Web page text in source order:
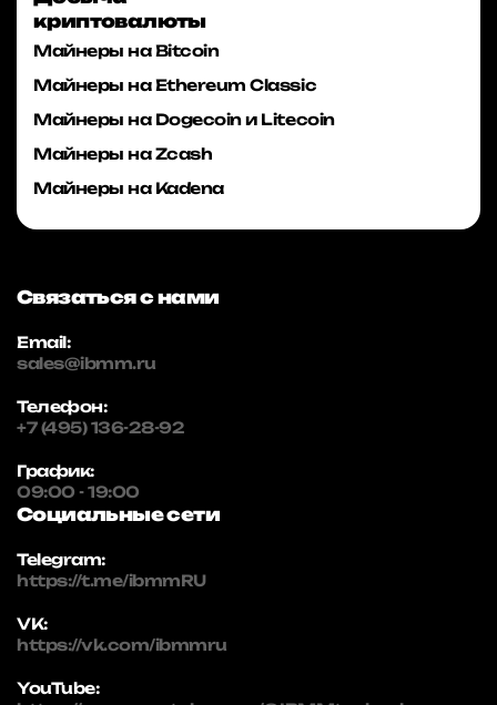
криптовалюты
Майнеры на Bitcoin
Майнеры на Ethereum Classic
Майнеры на Dogecoin и Litecoin
Майнеры на Zcash
Майнеры на Kadena
Связаться с нами
Email:
sales@ibmm.ru
Телефон:
+7 (495) 136-28-92
График:
09:00 - 19:00
Социальные сети
Telegram:
https://t.me/ibmmRU
VK:
https://vk.com/ibmmru
YouTube: